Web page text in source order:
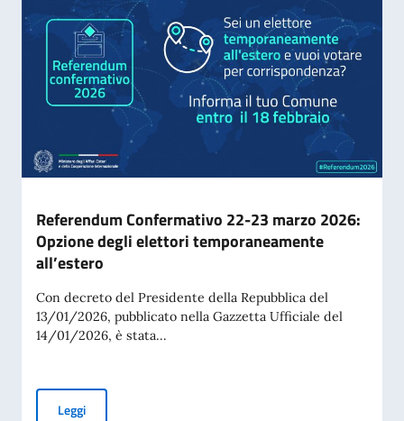
Referendum Confermativo 22-23 marzo 2026:
Opzione degli elettori temporaneamente
all’estero
Con decreto del Presidente della Repubblica del
13/01/2026, pubblicato nella Gazzetta Ufficiale del
14/01/2026, è stata...
LeggiReferendum Confermativo 22-23 marzo 2026: Opzione